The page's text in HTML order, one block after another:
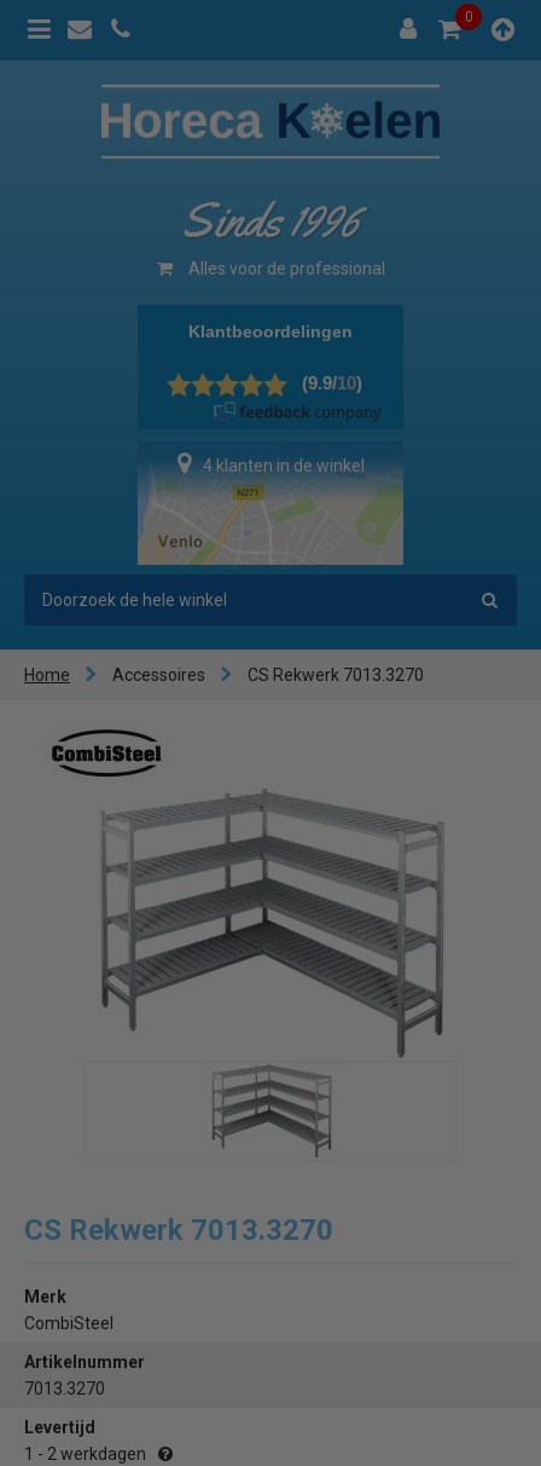
0
Sinds 1996
Alles voor de professional
4 klanten in de winkel
Home Accessoires CS Rekwerk 7013.3270
CS Rekwerk 7013.3270
Merk
CombiSteel
Artikelnummer
7013.3270
Levertijd
1 - 2 werkdagen